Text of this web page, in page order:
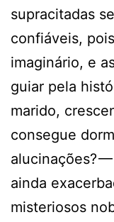
supracitadas
confiáveis,
imaginário, e
guiar pela
marido,
consegue
alucinações?
ainda
misteriosos